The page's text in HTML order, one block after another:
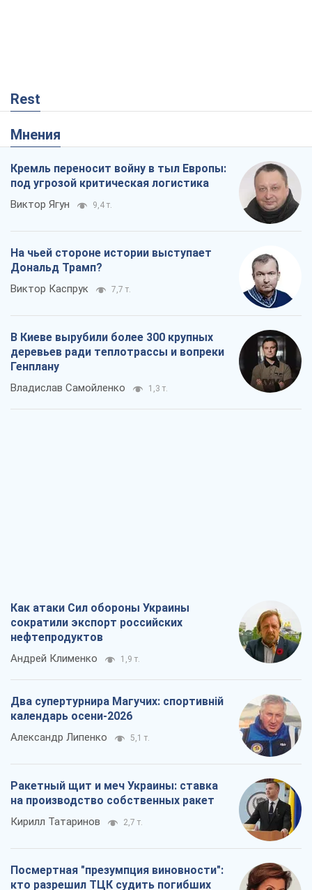
Rest
Мнения
Кремль переносит войну в тыл Европы:
под угрозой критическая логистика
Виктор Ягун 9,4 т.
На чьей стороне истории выступает
Дональд Трамп?
Виктор Каспрук 7,7 т.
В Киеве вырубили более 300 крупных
деревьев ради теплотрассы и вопреки
Генплану
Владислав Самойленко 1,3 т.
Как атаки Сил обороны Украины
сократили экспорт российских
нефтепродуктов
Андрей Клименко 1,9 т.
Два супертурнира Магучих: спортивній
календарь осени-2026
Александр Липенко 5,1 т.
Ракетный щит и меч Украины: ставка
на производство собственных ракет
Кирилл Татаринов 2,7 т.
Посмертная "презумпция виновности":
кто разрешил ТЦК судить погибших